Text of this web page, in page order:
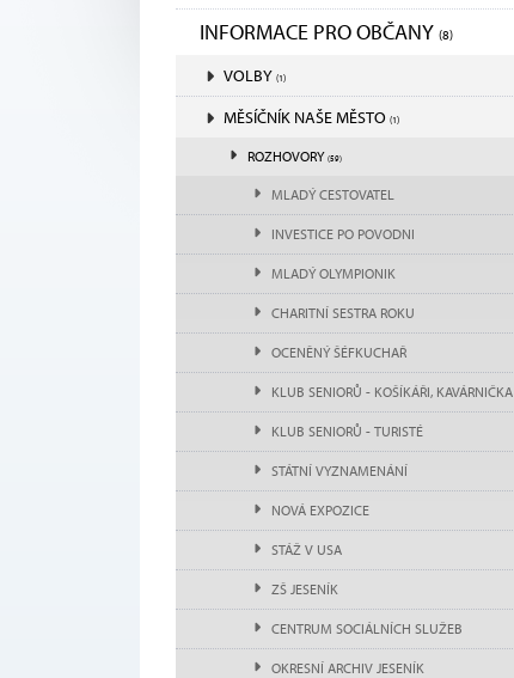
INFORMACE PRO OBČANY (8)
VOLBY (1)
MĚSÍČNÍK NAŠE MĚSTO (1)
ROZHOVORY (59)
MLADÝ CESTOVATEL
INVESTICE PO POVODNI
MLADÝ OLYMPIONIK
CHARITNÍ SESTRA ROKU
OCENĚNÝ ŠÉFKUCHAŘ
KLUB SENIORŮ - KOŠÍKÁŘI, KAVÁRNIČKA
KLUB SENIORŮ - TURISTÉ
STÁTNÍ VYZNAMENÁNÍ
NOVÁ EXPOZICE
STÁŽ V USA
ZŠ JESENÍK
CENTRUM SOCIÁLNÍCH SLUŽEB
OKRESNÍ ARCHIV JESENÍK